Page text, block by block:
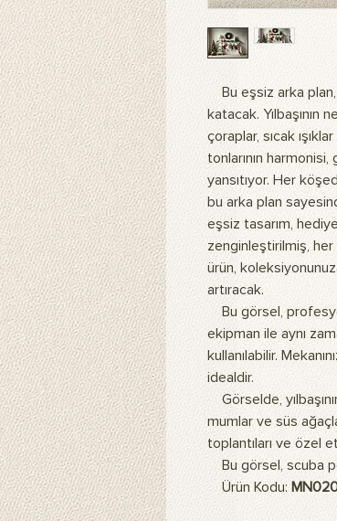
Bu eşsiz arka plan,
katacak. Yılbaşının
çoraplar, sıcak
tonlarının
yansıtıyor. Her
bu arka plan
eşsiz tasarım,
zenginleştirilmiş, her
ürün,
artıracak.
Bu görsel,
ekipman ile aynı
kullanılabilir.
idealdir.
Görselde,
mumlar ve süs
toplantıları ve özel
Bu görsel, scuba
Ürün Kodu: